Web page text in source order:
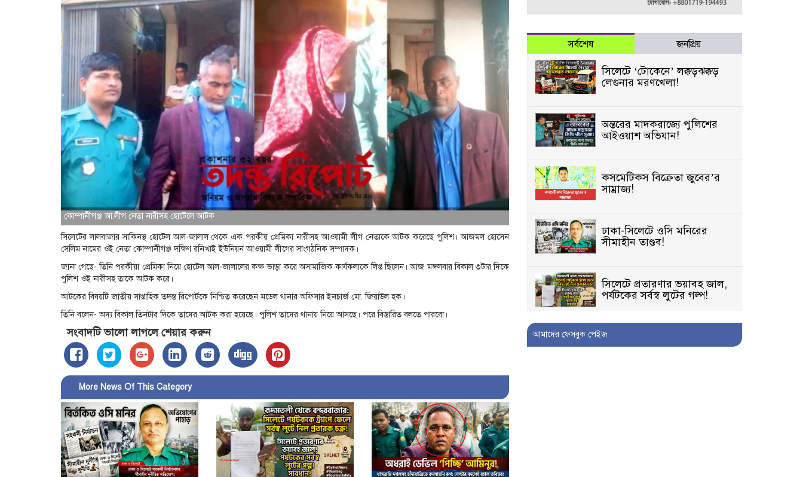
কোম্পানীগঞ্জ আ.লীগ নেতা নারীসহ হোটেলে আটক
সিলেটের লালবাজার সাকিনস্থ হোটেল আল-জালাল থেকে এক পরকীয় প্রেমিকা নারীসহ আওয়ামী লীগ নেতাকে আটক করেছে পুলিশ। আজমল হোসেন
সেলিম নামের ওই নেতা কোম্পানীগঞ্জ দক্ষিণ রনিখাই ইউনিয়ন আওয়ামী লীগের সাংগঠনিক সম্পাদক।
জানা গেছে- তিনি পরকীয়া প্রেমিকা নিয়ে হোটেল আল-জালালের কক্ষ ভাড়া করে অসামাজিক কার্যকলাকে লিপ্ত ছিলেন। আজ মঙ্গলবার বিকাল ৩টার দিকে
পুলিশ ওই নারীসহ তাকে আটক করে।
আটকের বিষয়টি জাতীয় সাপ্তাহিক তদন্ত রিপোর্টকে নিশ্চিত করেছেন মডেল থানার অফিসার ইনচার্জ মো. জিয়াউল হক।
তিনি বলেন- অদ্য বিকাল তিনটার দিকে তাদের আটক করা হয়েছে। পুলিশ তাদের থানায় নিয়ে আসছে। পরে বিস্তারিত বলতে পারবো।
সংবাদটি ভালো লাগলে শেয়ার করুন
More News Of This Category
সর্বশেষ জনপ্রিয়
সিলেটে ‘টোকেনে’ লক্কড়ঝক্কড়
লেগুনার মরণখেলা!
অন্তরের মাদকরাজ্যে পুলিশের
আইওয়াশ অভিযান!
কসমেটিকস বিক্রেতা জুবের’র
সাম্রাজ্য!
ঢাকা-সিলেটে ওসি মনিরের
সীমাহীন তাণ্ডব!
সিলেটে প্রতারণার ভয়াবহ জাল,
পর্যটকের সর্বস্ব লুটের গল্প!
বিআইডিসি’তে ১৫ বছরের
দখলদারিত্ব বজায় রাখতে মরিয়া
আমাদের ফেসবুক পেইজ